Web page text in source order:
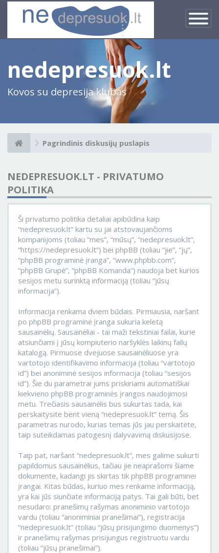
Įjungti
×
nedepresuok.lt
Kovos su depresija klubas
Pagrindinis diskusijų puslapis
NEDEPRESUOK.LT - PRIVATUMO
POLITIKA
Ši privatumo politika detaliai apibūdina kaip
“nedepresuok.lt” kartu su jai atstovaujančioms
kompanijoms (toliau “mes”, “mūsų”, “nedepresuok.lt”,
“https://nedepresuok.lt”) bei phpBB (toliau “jie”, “jų”,
“phpBB programinė įranga”, “www.phpbb.com”,
“phpBB Grupė”, “phpBB Komanda”) naudoja bet kurios
sesijos metu surinktą informaciją (toliau “jūsų
informacija”).
Informacija renkama dviem būdais. Pirmiausia, naršant
po phpBB programinė įranga sukuria keletą
sausainėlių. Sausainėliai - tai maži tekstiniai failai, kurie
atsiunčiami į jūsų kompiuterio naršyklės laikinų failų
katalogą. Pirmuose dvejuose sausainėliuose yra
vartotojo identifikavimo informacija (toliau “vartotojo
id”) bei anoniminė sesijos informacija (toliau “sesijos
id”). Šie du parametrai jums priskiriami automatiškai
kiekvieno phpBB programinės įrangos naudojimosi
metu. Trečiasis sausainėlis bus sukurtas tada, kai
perskaitysite bent vieną “nedepresuok.lt” temą. Šis
parametras nurodo, kurias temas jūs jau perskaitėte,
taip suteikdamas patogesnį dalyvavimą diskusijose.
Taip pat, naršant “nedepresuok.lt”, mes galime sukurti
papildomus sausainėlius, tačiau jie neaprašomi šiame
dokumente, kadangi jis skirtas tik phpBB programinei
įrangai. Kitas būdas, kuriuo mes renkame informaciją,
yra kai jūs siunčiate informaciją patys. Tai gali būti, bet
nesudaro: pranešimų rašymas anoniminio vartotojo
vardu (toliau “anoniminiai pranešimai”), registracija
“nedepresuok.lt” (toliau “jūsų prisijungimo duomenys”)
ir pranešimų rašymas prisijungus registruotu vardu
(toliau “jūsų pranešimai”).